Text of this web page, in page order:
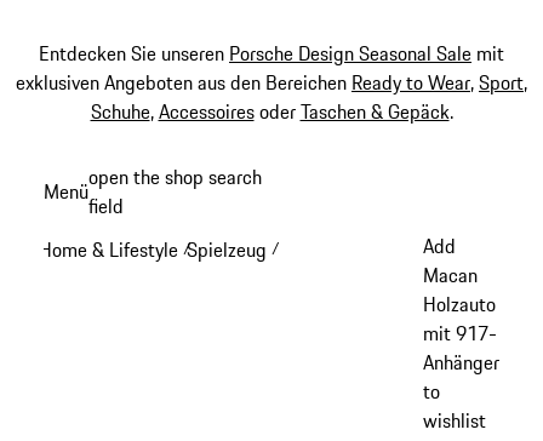
Entdecken Sie unseren Porsche Design Seasonal Sale mit
exklusiven Angeboten aus den Bereichen Ready to Wear,Sport,
Schuhe,AccessoiresoderTaschen & Gepäck.
Hauptinhalt
Menüopen the shop search
field
Home & Lifestyle /Spielzeug /
Add
Macan
Holzauto
mit 917-
Anhänger
to
wishlist